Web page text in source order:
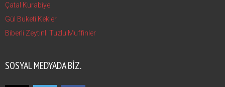
Çatal Kurabiye
Gül Buketi Kekler
Biberli Zeytinli Tuzlu Muffinler
SOSYAL MEDYADA BIZ.